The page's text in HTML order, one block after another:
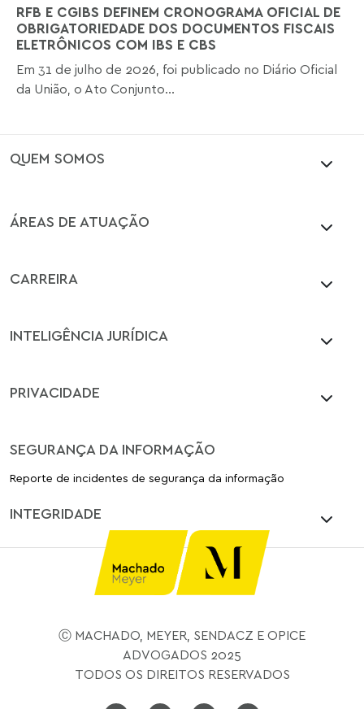
RFB E CGIBS DEFINEM CRONOGRAMA OFICIAL DE
OBRIGATORIEDADE DOS DOCUMENTOS FISCAIS
ELETRÔNICOS COM IBS E CBS
Em 31 de julho de 2026, foi publicado no Diário Oficial
da União, o Ato Conjunto...
QUEM SOMOS
ÁREAS DE ATUAÇÃO
CARREIRA
INTELIGÊNCIA JURÍDICA
PRIVACIDADE
SEGURANÇA DA INFORMAÇÃO
Reporte de incidentes de segurança da informação
INTEGRIDADE
Ⓒ MACHADO, MEYER, SENDACZ E OPICE
ADVOGADOS 2025
TODOS OS DIREITOS RESERVADOS